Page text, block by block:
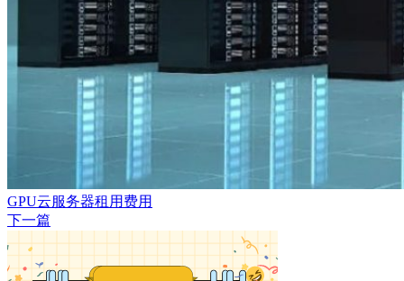
GPU云服务器租用费用
下一篇